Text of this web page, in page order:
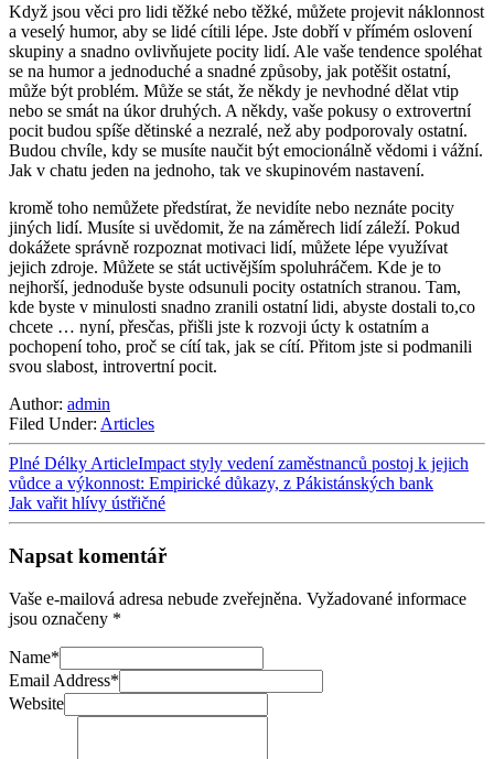
Když jsou věci pro lidi těžké nebo těžké, můžete projevit náklonnost
a veselý humor, aby se lidé cítili lépe. Jste dobří v přímém oslovení
skupiny a snadno ovlivňujete pocity lidí. Ale vaše tendence spoléhat
se na humor a jednoduché a snadné způsoby, jak potěšit ostatní,
může být problém. Může se stát, že někdy je nevhodné dělat vtip
nebo se smát na úkor druhých. A někdy, vaše pokusy o extrovertní
pocit budou spíše dětinské a nezralé, než aby podporovaly ostatní.
Budou chvíle, kdy se musíte naučit být emocionálně vědomi i vážní.
Jak v chatu jeden na jednoho, tak ve skupinovém nastavení.
kromě toho nemůžete předstírat, že nevidíte nebo neznáte pocity
jiných lidí. Musíte si uvědomit, že na záměrech lidí záleží. Pokud
dokážete správně rozpoznat motivaci lidí, můžete lépe využívat
jejich zdroje. Můžete se stát uctivějším spoluhráčem. Kde je to
nejhorší, jednoduše byste odsunuli pocity ostatních stranou. Tam,
kde byste v minulosti snadno zranili ostatní lidi, abyste dostali to,co
chcete … nyní, přesčas, přišli jste k rozvoji úcty k ostatním a
pochopení toho, proč se cítí tak, jak se cítí. Přitom jste si podmanili
svou slabost, introvertní pocit.
Author: admin
Filed Under: Articles
Plné Délky ArticleImpact styly vedení zaměstnanců postoj k jejich
vůdce a výkonnost: Empirické důkazy, z Pákistánských bank
Jak vařit hlívy ústřičné
Napsat komentář
Vaše e-mailová adresa nebude zveřejněna. Vyžadované informace
jsou označeny *
Name*
Email Address*
Website